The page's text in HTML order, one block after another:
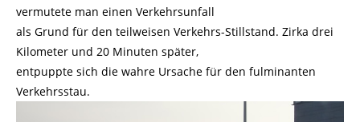
vermutete man einen Verkehrsunfall
als Grund für den teilweisen Verkehrs-Stillstand. Zirka drei
Kilometer und 20 Minuten später,
entpuppte sich die wahre Ursache für den fulminanten
Verkehrsstau.